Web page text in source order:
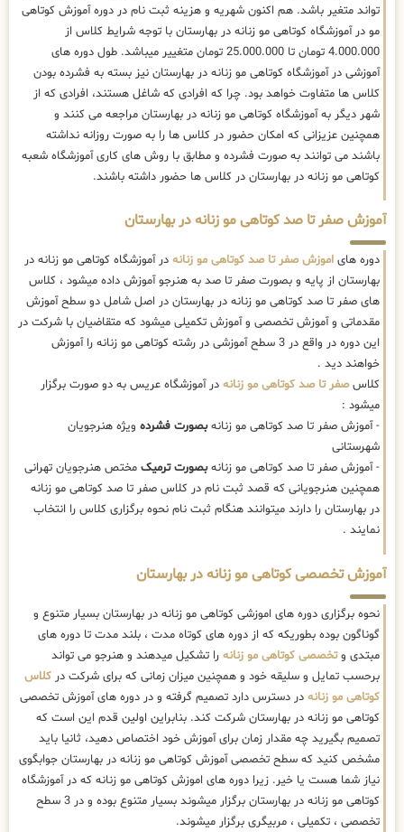
تواند متغیر باشد. هم اکنون شهریه و هزینه ثبت نام در دوره آموزش کوتاهی
مو در آموزشگاه کوتاهی مو زنانه در بهارستان با توجه شرایط کلاس از
4.000.000 تومان تا 25.000.000 تومان متغییر میباشد. طول دوره های
آموزشی در آموزشگاه کوتاهی مو زنانه در بهارستان نیز بسته به فشرده بودن
کلاس ها متفاوت خواهد بود. چرا که افرادی که شاغل هستند، افرادی که از
شهر دیگر به آموزشگاه کوتاهی مو زنانه در بهارستان مراجعه می کنند و
همچنین عزیزانی که امکان حضور در کلاس ها را به صورت روزانه نداشته
باشند می توانند به صورت فشرده و مطابق با روش های کاری آموزشگاه شعبه
کوتاهی مو زنانه در بهارستان در کلاس ها حضور داشته باشند.
آموزش صفر تا صد کوتاهی مو زنانه در بهارستان
دوره های اموزش صفر تا صد کوتاهی مو زنانه در آموزشگاه کوتاهی مو زنانه در
بهارستان از پایه و بصورت صفر تا صد به هنرجو آموزش داده میشود ، کلاس
های صفر تا صد کوتاهی مو زنانه در بهارستان در اصل شامل دو سطح آموزش
مقدماتی و آموزش تخصصی و آموزش تکمیلی میشود که متقاضیان با شرکت در
این دوره در واقع در 3 سطح آموزشی در رشته کوتاهی مو زنانه را آموزش
خواهند دید .
کلاسصفر تا صد کوتاهی مو زنانه در آموزشگاه عریس به دو صورت برگزار
میشود :
- آموزش صفر تا صد کوتاهی مو زنانهبصورت فشرده ویژه هنرجویان
شهرستانی
- آموزش صفر تا صد کوتاهی مو زنانهبصورت ترمیک مختص هنرجویان تهرانی
همچنین هنرجویانی که قصد ثبت نام در کلاس صفر تا صد کوتاهی مو زنانه
در بهارستان را دارند میتوانند هنگام ثبت نام نحوه برگزاری کلاس را انتخاب
نمایند .
آموزش تخصصی کوتاهی مو زنانه در بهارستان
نحوه برگزاری دوره های اموزشی کوتاهی مو زنانه در بهارستان بسیار متنوع و
گوناگون بوده بطوریکه که از دوره های کوتاه مدت ، بلند مدت تا دوره های
مبتدی وتخصصی کوتاهی مو زنانه را تشکیل میدهند و هنرجو می تواند
برحسب تمایل و سلیقه خود و همچنین میزان زمانی که برای شرکت در کلاس
کوتاهی مو زنانه در دسترس دارد تصمیم گرفته و در دوره های آموزش تخصصی
کوتاهی مو زنانه در بهارستان شرکت کند. بنابراین اولین قدم این است که
تصمیم بگیرید چه مقدار زمان برای آموزش خود اختصاص دهید، ثانیا باید
مشخص کنید که سطح تخصصی آموزش کوتاهی مو زنانه در بهارستان جوابگوی
نیاز شما هست یا خیر. زیرا دوره های اموزش کوتاهی مو زنانه که در آموزشگاه
کوتاهی مو زنانه در بهارستان برگزار میشوند بسیار متنوع بوده و در 3 سطح
تخصصی ، تکمیلی ، مربیگری برگزار میشوند.